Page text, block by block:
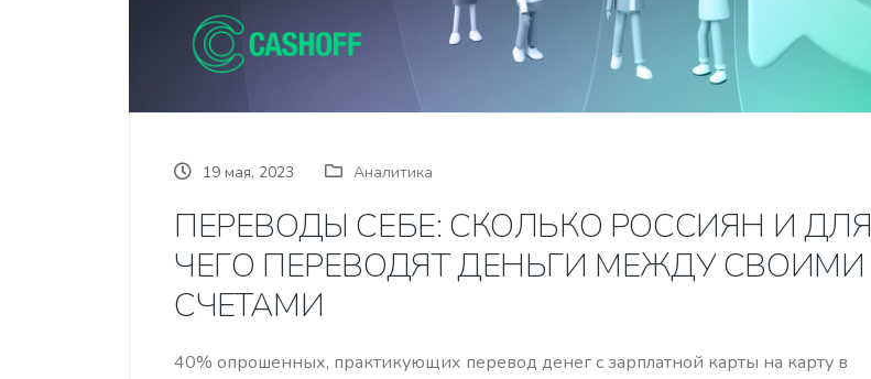
19 мая, 2023 Аналитика
ПЕРЕВОДЫ СЕБЕ: СКОЛЬКО РОССИЯН И ДЛЯ
ЧЕГО ПЕРЕВОДЯТ ДЕНЬГИ МЕЖДУ СВОИМИ
СЧЕТАМИ
40% опрошенных, практикующих перевод денег с зарплатной карты на карту в